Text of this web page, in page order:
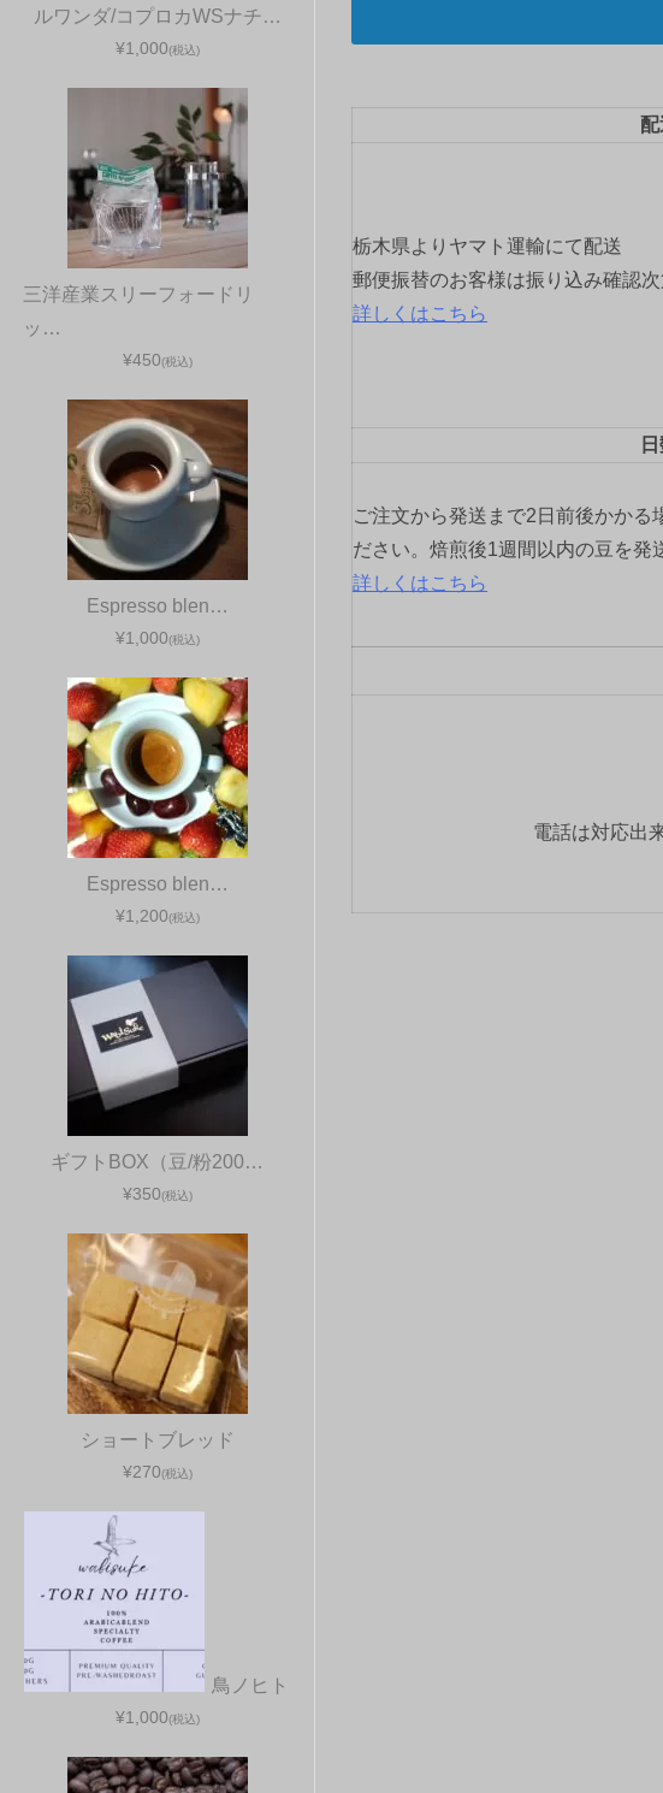
シ
ョ
栃木県よりヤマト運輸にて配送
郵便振替のお客様は振り込み確認次
詳しくはこちら
ご注文から発送まで2日前後かかる
ださい。焙煎後1週間以内の豆を発
詳しくはこちら
電話は対応出
ルワンダ/コプロカWSナチ…
¥1,000(税込)
三洋産業スリーフォードリ
ッ…
¥450(税込)
Espresso blen…
¥1,000(税込)
Espresso blen…
¥1,200(税込)
ギフトBOX（豆/粉200…
¥350(税込)
ショートブレッド
¥270(税込)
鳥ノヒト
¥1,000(税込)